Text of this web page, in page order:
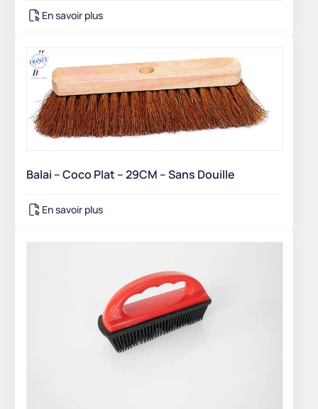
En savoir plus
Balai – Coco Plat – 29CM – Sans Douille
En savoir plus